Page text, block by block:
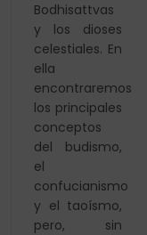
Bodhisattvas
y los dioses
celestiales. En
ella
encontraremos
los principales
conceptos
del budismo,
el
confucianismo
y el taoísmo,
pero, sin